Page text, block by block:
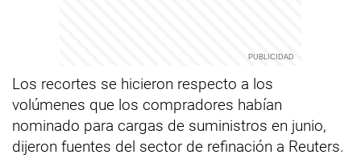
Los recortes se hicieron respecto a los
volúmenes que los compradores habían
nominado para cargas de suministros en junio,
dijeron fuentes del sector de refinación a Reuters.